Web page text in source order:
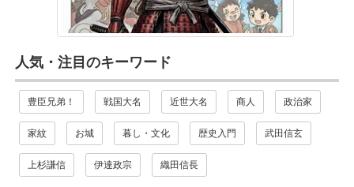
人気・注目のキーワード
豊臣兄弟！ 戦国大名 近世大名 商人 政治家
家紋 お城 暮し・文化 歴史入門 武田信玄
上杉謙信 伊達政宗 織田信長